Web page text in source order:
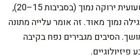
המדד הגליקמי של שעועית ירוקה נמוך (בסביבות 15–20),
נמוך מאוד. זה אומר עלייה מתונה
הסיבים מגבירים נפח בקיבה
פיזיולוגיים.